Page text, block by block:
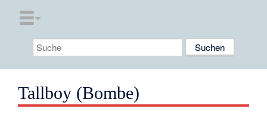
Tallboy (Bombe)